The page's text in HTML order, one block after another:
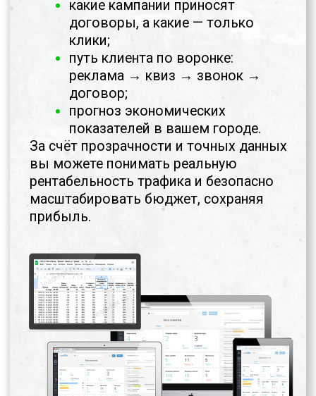
10 минут созвона:
уточним спрос
оценим ожидаемый поток
обращений
проверим возможность
сотрудничества
ответим на ваши вопросы
ЛИ ВАМ НАША СИСТЕМА?
Проверим, свободно ли место для
сотрудничества в вашем городе и
обсудим прогноз по обращениям и
ПРОВЕРИТЬ ВОЗМОЖНОСТЬ
СОТРУДНИЧЕСТВА
Мы работаем не более чем с 1–2
партнёрами в каждом городе.